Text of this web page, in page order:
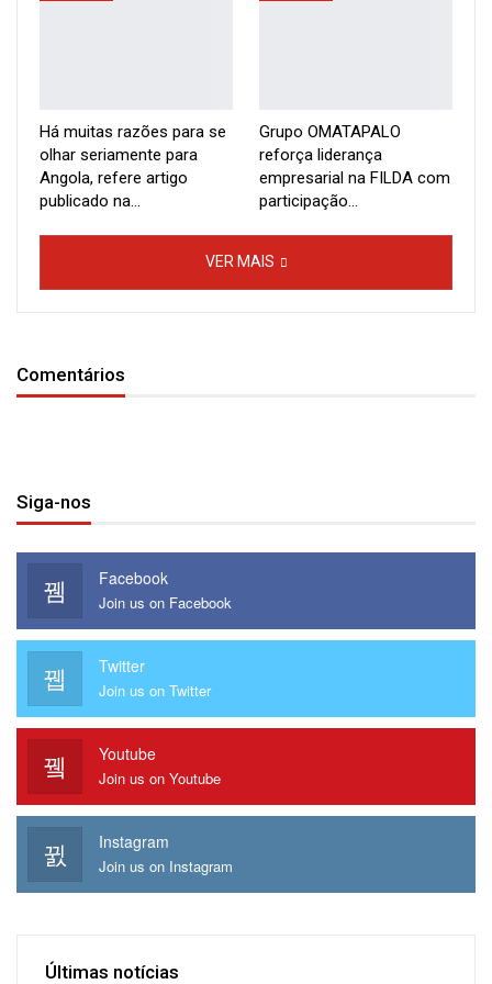
Há muitas razões para se
olhar seriamente para
Angola, refere artigo
publicado na…
Grupo OMATAPALO
reforça liderança
empresarial na FILDA com
participação…
VER MAIS
Comentários
Siga-nos
Facebook
Join us on Facebook
Twitter
Join us on Twitter
Youtube
Join us on Youtube
Instagram
Join us on Instagram
Últimas notícias